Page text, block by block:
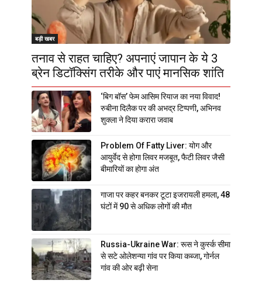
बड़ी खबर
तनाव से राहत चाहिए? अपनाएं जापान के ये 3
ब्रेन डिटॉक्सिंग तरीके और पाएं मानसिक शांति
‘बिग बॉस’ फेम आसिम रियाज का नया विवाद!
रुबीना दिलैक पर की अभद्र टिप्पणी, अभिनव
शुक्ला ने दिया करारा जवाब
Problem Of Fatty Liver: योग और
आयुर्वेद से होगा लिवर मजबूत, फैटी लिवर जैसी
बीमारियों का होगा अंत
गाजा पर कहर बनकर टूटा इजरायली हमला, 48
घंटों में 90 से अधिक लोगों की मौत
Russia-Ukraine War: रूस ने कुर्स्क सीमा
से सटे ओलेशन्या गांव पर किया कब्जा, गोर्नल
गांव की ओर बढ़ी सेना